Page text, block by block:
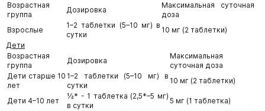
Возрастная
группа
Дозировка
Максимальная суточная
доза
Взрослые
1–2 таблетки (5–10 мг) в
сутки
10 мг (2 таблетки)
Дети
Возрастная
группа
Дозировка
Максимальная
суточная доза
Дети старше 10
лет
1–2 таблетки (5–10 мг) в
сутки
10 мг (2 таблетки)
Дети 4–10 лет
½* - 1 таблетка (2,5*–5 мг)
в сутки
5 мг (1 таблетка)